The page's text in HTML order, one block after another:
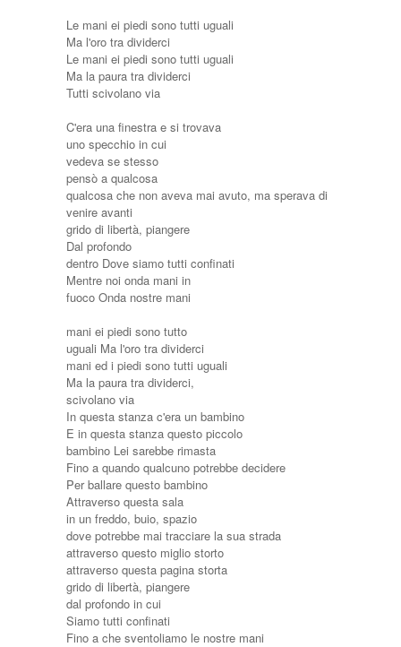
Le mani ei piedi sono tutti uguali
Ma l'oro tra dividerci
Le mani ei piedi sono tutti uguali
Ma la paura tra dividerci
Tutti scivolano via
C'era una finestra e si trovava
uno specchio in cui
vedeva se stesso
pensò a qualcosa
qualcosa che non aveva mai avuto, ma sperava di
venire avanti
grido di libertà, piangere
Dal profondo
dentro Dove siamo tutti confinati
Mentre noi onda mani in
fuoco Onda nostre mani
mani ei piedi sono tutto
uguali Ma l'oro tra dividerci
mani ed i piedi sono tutti uguali
Ma la paura tra dividerci,
scivolano via
In questa stanza c'era un bambino
E in questa stanza questo piccolo
bambino Lei sarebbe rimasta
Fino a quando qualcuno potrebbe decidere
Per ballare questo bambino
Attraverso questa sala
in un freddo, buio, spazio
dove potrebbe mai tracciare la sua strada
attraverso questo miglio storto
attraverso questa pagina storta
grido di libertà, piangere
dal profondo in cui
Siamo tutti confinati
Fino a che sventoliamo le nostre mani